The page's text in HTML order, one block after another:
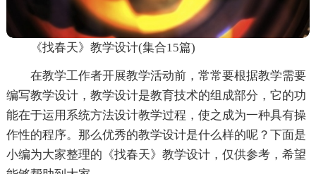
《找春天》教学设计(集合15篇)
在教学工作者开展教学活动前，常常要根据教学需要
编写教学设计，教学设计是教育技术的组成部分，它的功
能在于运用系统方法设计教学过程，使之成为一种具有操
作性的程序。那么优秀的教学设计是什么样的呢？下面是
小编为大家整理的《找春天》教学设计，仅供参考，希望